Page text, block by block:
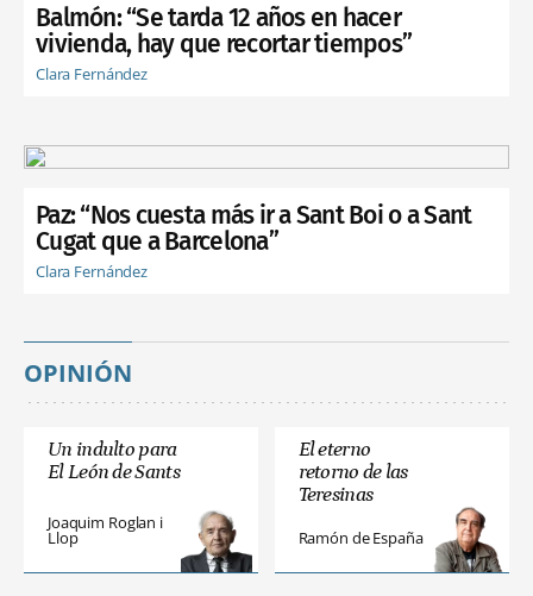
Balmón: “Se tarda 12 años en hacer
vivienda, hay que recortar tiempos”
Clara Fernández
Paz: “Nos cuesta más ir a Sant Boi o a Sant
Cugat que a Barcelona”
Clara Fernández
OPINIÓN
Un indulto para
El León de Sants
Joaquim Roglan i
Llop
El eterno
retorno de las
Teresinas
Ramón de España